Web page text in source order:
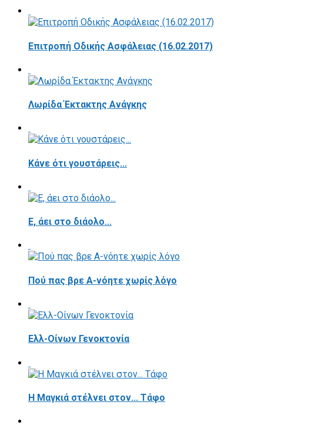
Επιτροπή Οδικής Ασφάλειας (16.02.2017)
Λωρίδα Έκτακτης Ανάγκης
Κάνε ότι γουστάρεις...
E, άει στο διάολο...
Πού πας βρε Α-νόητε χωρίς λόγο
Ελλ-Οίνων Γενοκτονία
H Μαγκιά στέλνει στον... Τάφο